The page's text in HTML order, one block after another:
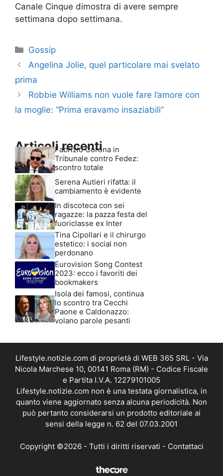
Canale Cinque dimostra di avere sempre
settimana dopo settimana.
Categorie
Gossip
Angelina Jolie, quel particolare mai svelato
prima
Robbie Williams non vuole fare l’amore con
la moglie: “Prima eravamo insaziabili”
Articoli recenti
Fabrizio Corona in
Tribunale contro Fedez:
scontro totale
Serena Autieri rifatta: il
cambiamento è evidente
In discoteca con sei
ragazze: la pazza festa del
fuoriclasse ex Inter
Tina Cipollari e il chirurgo
estetico: i social non
perdonano
Eurovision Song Contest
2023: ecco i favoriti dei
bookmakers
Isola dei famosi, continua
lo scontro tra Cecchi
Paone e Caldonazzo:
volano parole pesanti
Lifestyle.notizie.com di proprietà di WEB 365 SRL - Via
Nicola Marchese 10, 00141 Roma (RM) - Codice Fiscale
e Partita I.V.A. 12279101005
Lifestyle.notizie.com non è una testata giornalistica, in
quanto viene aggiornato senza alcuna periodicità. Non
può pertanto considerarsi un prodotto editoriale ai
sensi della legge n. 62 del 07.03.2001
Copyright ©2026 - Tutti i diritti riservati - Contattaci